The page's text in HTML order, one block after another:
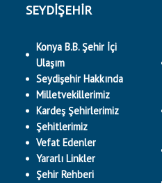
SEYDİŞEHİR
Konya B.B. Şehir İçi
Ulaşım
Seydişehir Hakkında
Milletvekillerimiz
Kardeş Şehirlerimiz
Şehitlerimiz
Vefat Edenler
Yararlı Linkler
Şehir Rehberi